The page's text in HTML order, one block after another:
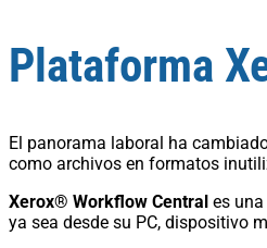
Plataforma
El panorama laboral ha
como archivos en formatos
Xerox® Workflow Central es
ya sea desde su PC, dispositivo